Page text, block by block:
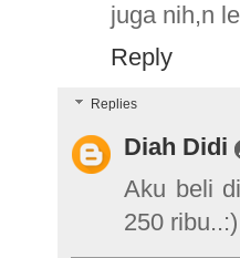
juga nih,n
Reply
Replies
Diah Didi
Aku beli
250 ribu..:)